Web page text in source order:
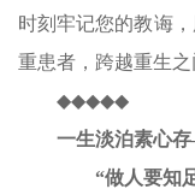
时刻牢记您的教诲
重患者，跨越重生
◆◆◆◆◆
一生淡泊素心
“做人要知足